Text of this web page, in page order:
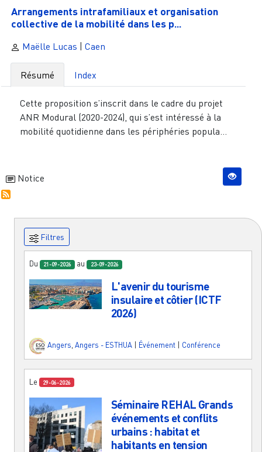
Arrangements intrafamiliaux et organisation
collective de la mobilité dans les p...
Maëlle Lucas Caen
Résumé Index
Cette proposition s’inscrit dans le cadre du projet
ANR Modural (2020-2024), qui s’est intéressé à la
mobilité quotidienne dans les périphéries popula...
Notice
Filtres
Du 21-09-2026 au 23-09-2026
L'avenir du tourisme
insulaire et côtier (ICTF
2026)
Angers Angers - ESTHUA Événement Conférence
Le 29-06-2026
Séminaire REHAL Grands
événements et conflits
urbains : habitat et
habitants en tension